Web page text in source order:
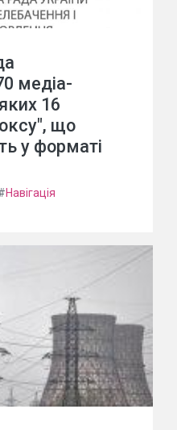
медіа-
16
що
у форматі
Навігація